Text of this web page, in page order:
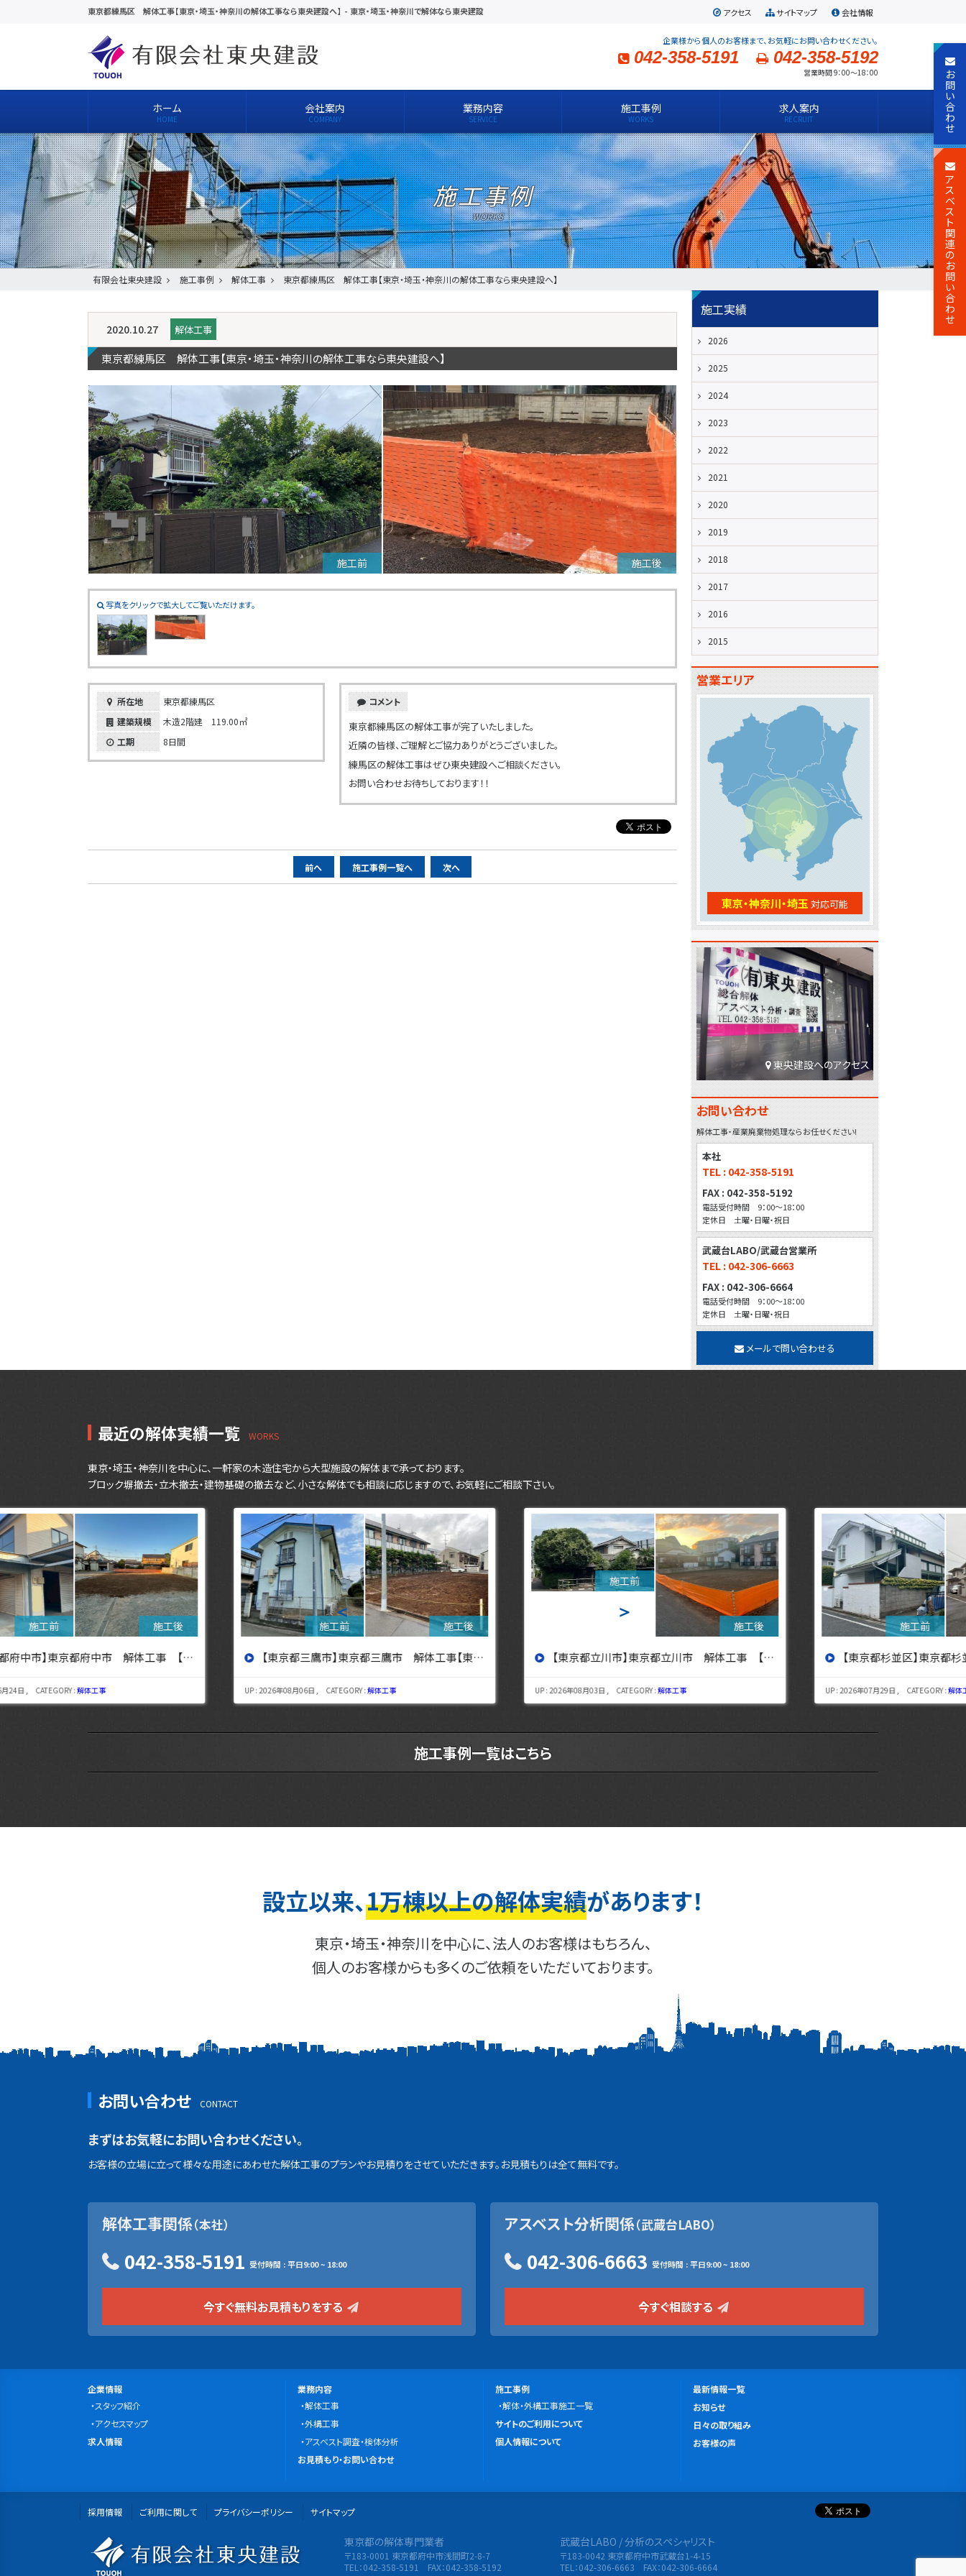
東京都練馬区 解体工事【東京・埼玉・神奈川の解体工事なら東央建設へ】 - 東京・埼玉・神奈川で解体なら東央建設 アクセス サイトマップ 会社情報
企業様から個人のお客様まで、お気軽にお問い合わせください。
042-358-5191 042-358-5192
営業時間 9：00～18：00
ホーム 会社案内 業務内容 施工事例 求人案内
施工事例
有限会社東央建設 施工事例 解体工事 東京都練馬区 解体工事【東京・埼玉・神奈川の解体工事なら東央建設へ】
2020.10.27 解体工事
東京都練馬区 解体工事【東京・埼玉・神奈川の解体工事なら東央建設へ】
施工前 施工後
写真をクリックで拡大してご覧いただけます。
所在地
東京都練馬区
建築規模
木造2階建 119.00㎡
工期
8日間
コメント
東京都練馬区の解体工事が完了いたしました。
近隣の皆様、ご理解とご協力ありがとうございました。
練馬区の解体工事はぜひ東央建設へご相談ください。
お問い合わせお待ちしております！！
ー
前へ 施工事例一覧へ 次へ
施工実績
2026
2025
2024
2023
2022
2021
2020
2019
2018
2017
2016
2015
営業エリア
東京・神奈川・埼玉 対応可能
東央建設へのアクセス
お問い合わせ
解体工事・産業廃棄物処理ならお任せください!
本社
TEL : 042-358-5191
FAX : 042-358-5192
電話受付時間 9：00～18：00
定休日 土曜・日曜・祝日
武蔵台LABO/武蔵台営業所
TEL : 042-306-6663
FAX : 042-306-6664
電話受付時間 9：00～18：00
定休日 土曜・日曜・祝日
メールで問い合わせる
最近の解体実績一覧
東京・埼玉・神奈川を中心に、一軒家の木造住宅から大型施設の解体まで承っております。
ブロック塀撤去・立木撤去・建物基礎の撤去など、小さな解体でも相談に応じますので、お気軽にご相談下さい。
＜
】 【東京都三鷹市】東京都三鷹市 解体工事【東京・埼玉・神奈川の解体工事なら東央建設へ】
UP : 2026年08月06日 , CATEGORY :
【東京都立川市】東京都立川市 解体工事 【東京・埼玉・神奈川の解体工事なら東央建設へ】
UP : 2026年08月03日 , CATEGORY :
【東京都杉並区】東京都杉並区 解体工事【東京・埼玉・神奈川の解体工事なら東央建設へ】
UP : 2026年07月29日 , CATEGORY : UP :
＞
施工事例一覧はこちら
設立以来、1万棟以上の解体実績があります！
東京・埼玉・神奈川を中心に、法人のお客様はもちろん、
個人のお客様からも多くのご依頼をいただいております。
お問い合わせ
まずはお気軽にお問い合わせください。
お客様の立場に立って様々な用途にあわせた解体工事のプランやお見積りをさせていただきます。お見積もりは全て無料です。
解体工事関係（本社）
042-358-5191 受付時間 : 平日9:00 ~ 18:00
今すぐ無料お見積もりをする
アスベスト分析関係（武蔵台LABO）
042-306-6663 受付時間 : 平日9:00 ~ 18:00
今すぐ相談する
サ
イ
ト
会
社
案
内
企業情報
スタッフ紹介
アクセスマップ
求
報
求人情報
事
業
内
容
業務内容
解体工事
外構工事
アスベスト調査・検体分析
無
お
も
り・
お見積もり・お問い合わせ
施
工
事
例
施工事例
解体・外構工事施工一覧
こ
の
ト
て
サイトのご利用について
個人情報について
更
新
情
報
最新情報一覧
お知らせ
日々の取り組み
お客様の声
採用情報 ご利用に関して プライバシーポリシー サイトマップ
有限会社 東央建設
東京都の解体専門業者
〒183-0001 東京都府中市浅間町2-8-7
TEL：042-358-5191 FAX：042-358-5192
武蔵台LABO / 分析のスペシャリスト
〒183-0042 東京都府中市武蔵台1-4-15
TEL：042-306-6663 FAX：042-306-6664
お
問
い
合
わ
せ
ア
ス
ベ
ス
ト
関
連
の
お
問
い
合
わ
せ